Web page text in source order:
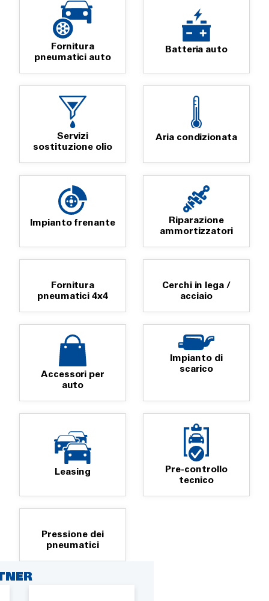
Fornitura
pneumatici auto
Batteria auto
Servizi
sostituzione olio
Aria condizionata
Impianto frenante
Riparazione
ammortizzatori
Fornitura
pneumatici 4x4
Cerchi in lega /
acciaio
Accessori per
auto
Impianto di
scarico
Leasing
Pre-controllo
tecnico
Pressione dei
pneumatici